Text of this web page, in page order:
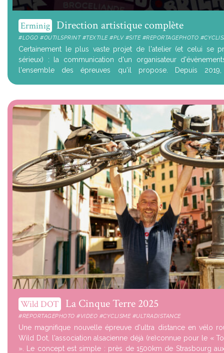
Erminig Direction artistique complète
#LOGO #OUTILSPRINT #TEXTILE #PLV #SITE #REPORTAGEPHOTO
Certainement le plus vaste projet de l'atelier (et celui se
sérieux) : la communication d'un organisateur
l'ensemble des épreuves qu'il propose. Depuis
Wild DOT La Cinque Terre 2025
#REPORTAGEPHOTO #VIDEO #CYCLISME #ULTRADISTANCE
Une magnifique nouvelle épreuve d'ultra distance en vélo
Wild Dot, l'association alsacienne déjà (re)connue pour le «
». Le concept est simple : près de 1500km de Strasbourg